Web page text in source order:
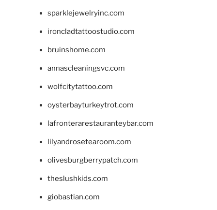
sparklejewelryinc.com
ironcladtattoostudio.com
bruinshome.com
annascleaningsvc.com
wolfcitytattoo.com
oysterbayturkeytrot.com
lafronterarestauranteybar.com
lilyandrosetearoom.com
olivesburgberrypatch.com
theslushkids.com
giobastian.com